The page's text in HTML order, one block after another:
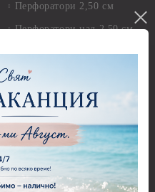
Перфоратори 2,50 см
Перфоратори над 2,50 см
Бордюрни пънчове
Ъглови перфоратори
Перфоратори Основни
Фигури - кръгове, овали
Перфоратори - Сърца и
звезди
Перфоратори - Цветя, листа
и клонки